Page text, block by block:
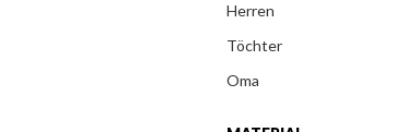
Herren
Töchter
Oma